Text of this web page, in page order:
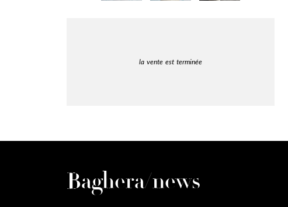
la vente est terminée
Baghera/news